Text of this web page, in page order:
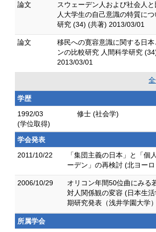
論文
スウェーデン人および社会人
人大学生の自己意識の特質に
研究 (34) (共著) 2013/03/01
論文
移民への寛容意識に関する日
ンの比較研究 人間科学研究
2013/03/01
学歴
1992/03
(学位取得)
修士 (社会学)
学会発表
2011/10/22
「集団主義の日本」と「個
ーデン」の再検討 (北ヨー
2006/10/29
オリコン年間50位曲にみる
対人関係観の変容 (日本生
期研究発表（浅井学園大学
所属学会